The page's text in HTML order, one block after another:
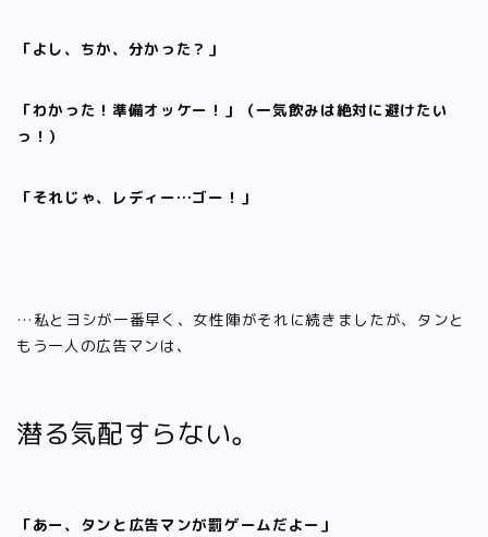
「よし、ちか、分かった？」
「わかった！準備オッケー！」（一気飲みは絶対に避けたい
っ！）
「それじゃ、レディー…ゴー！」
…私とヨシが一番早く、女性陣がそれに続きましたが、タンと
もう一人の広告マンは、
潜る気配すらない。
「あー、タンと広告マンが罰ゲームだよー」